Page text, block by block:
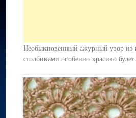
Необыкновенный ажурный узор
столбиками особенно красиво